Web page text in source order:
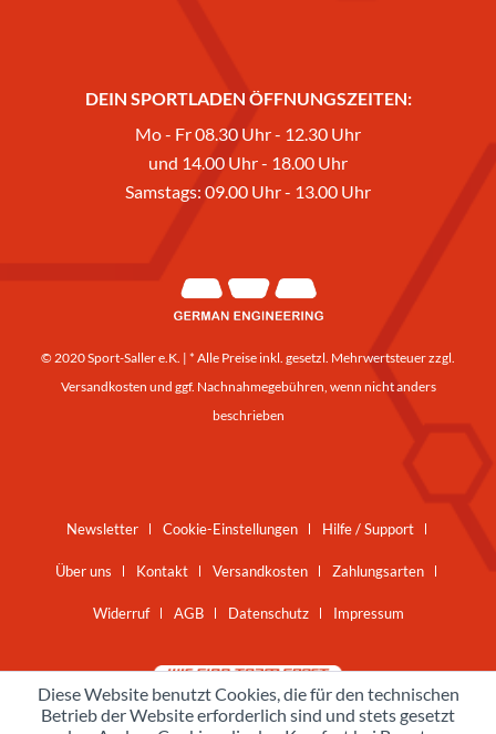
DEIN SPORTLADEN ÖFFNUNGSZEITEN:
Mo - Fr 08.30 Uhr - 12.30 Uhr
und 14.00 Uhr - 18.00 Uhr
Samstags: 09.00 Uhr - 13.00 Uhr
© 2020 Sport-Saller e.K. | * Alle Preise inkl. gesetzl. Mehrwertsteuer zzgl.
Versandkosten und ggf. Nachnahmegebühren, wenn nicht anders
beschrieben
Newsletter Cookie-Einstellungen Hilfe / Support
Über uns Kontakt Versandkosten Zahlungsarten
Widerruf AGB Datenschutz Impressum
Diese Website benutzt Cookies, die für den technischen
Betrieb der Website erforderlich sind und stets gesetzt